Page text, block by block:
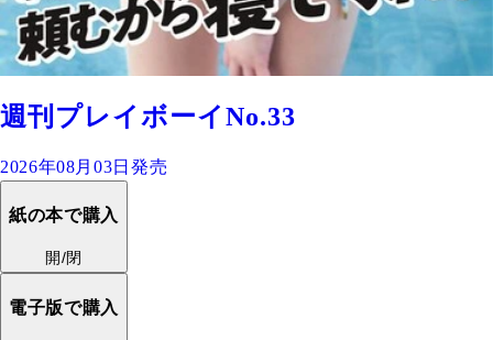
週刊プレイボーイNo.33
2026年08月03日発売
紙の本で購入
開/閉
電子版で購入